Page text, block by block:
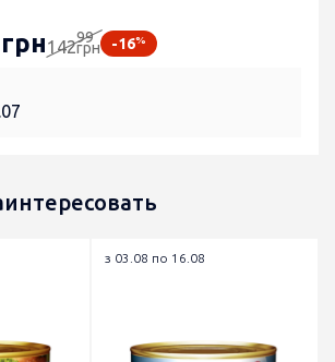
грн14299
грн -16%
з 03.08 по 16.08